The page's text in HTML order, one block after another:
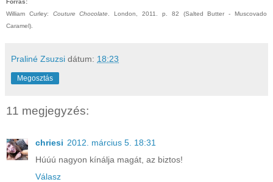
Forrás:
William Curley: Couture Chocolate. London, 2011. p. 82 (Salted Butter - Muscovado
Caramel).
Praliné Zsuzsi dátum: 18:23
Megosztás
11 megjegyzés:
chriesi 2012. március 5. 18:31
Húúú nagyon kínálja magát, az biztos!
Válasz